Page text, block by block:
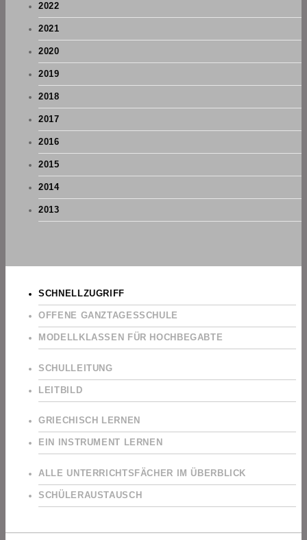
2022
2021
2020
2019
2018
2017
2016
2015
2014
2013
SCHNELLZUGRIFF
OFFENE GANZTAGESSCHULE
MODELLKLASSEN FÜR HOCHBEGABTE
SCHULLEITUNG
LEITBILD
GRIECHISCH LERNEN
EIN INSTRUMENT LERNEN
ALLE UNTERRICHTSFÄCHER IM ÜBERBLICK
SCHÜLERAUSTAUSCH